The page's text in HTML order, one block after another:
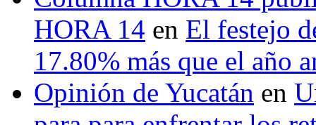
HORA 14 en El festejo
17.80% más que el año
Opinión de Yucatán en